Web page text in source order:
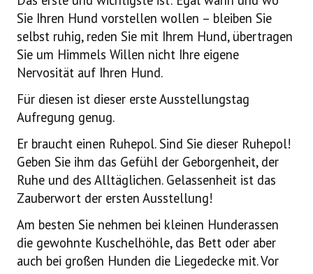
Service
Termine
Neues
Sie Ihren Hund vorstellen wollen – bleiben Sie
selbst ruhig, reden Sie mit Ihrem Hund, übertragen
Sie um Himmels Willen nicht Ihre eigene
Nervosität auf Ihren Hund.
Für diesen ist dieser erste Ausstellungstag
Aufregung genug.
Er braucht einen Ruhepol. Sind Sie dieser Ruhepol!
Geben Sie ihm das Gefühl der Geborgenheit, der
Ruhe und des Alltäglichen. Gelassenheit ist das
Zauberwort der ersten Ausstellung!
Am besten Sie nehmen bei kleinen Hunderassen
die gewohnte Kuschelhöhle, das Bett oder aber
auch bei großen Hunden die Liegedecke mit. Vor